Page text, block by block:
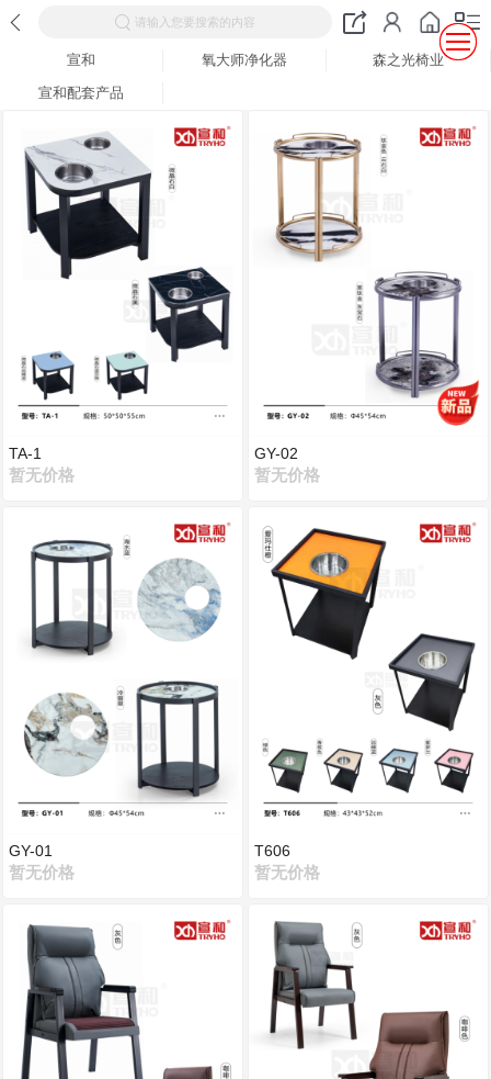
请输入您要搜索的内容
宣和 氧大师净化器
森之光椅业
宣和配套产品
TA-1
暂无价格
GY-01
暂无价格
GY-02
暂无价格
T606
暂无价格